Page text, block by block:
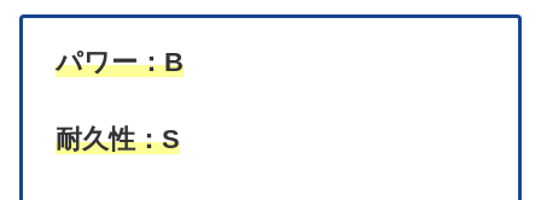
パワー：B
耐久性：S